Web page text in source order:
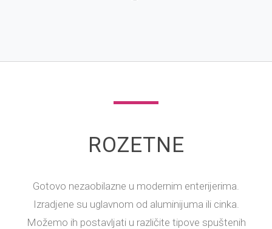
ROZETNE
Gotovo nezaobilazne u modernim enterijerima.
Izradjene su uglavnom od aluminijuma ili cinka.
Možemo ih postavljati u različite tipove spuštenih